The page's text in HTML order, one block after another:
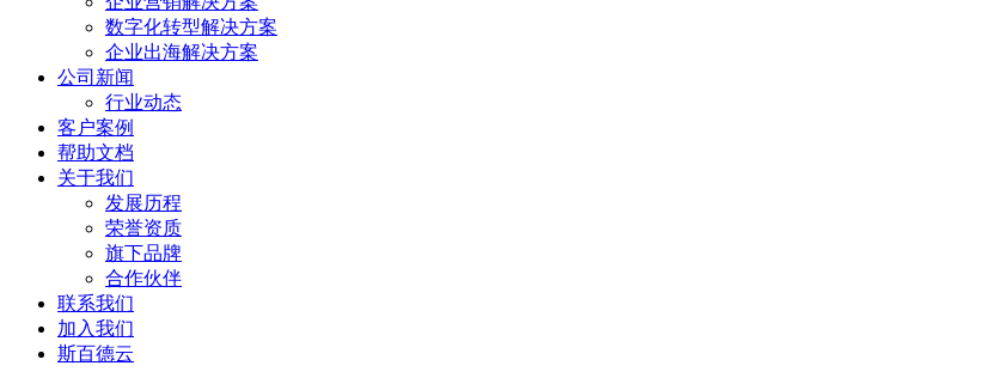
数字化转型解决方案
企业出海解决方案
公司新闻
行业动态
客户案例
帮助文档
关于我们
发展历程
荣誉资质
旗下品牌
合作伙伴
联系我们
加入我们
斯百德云